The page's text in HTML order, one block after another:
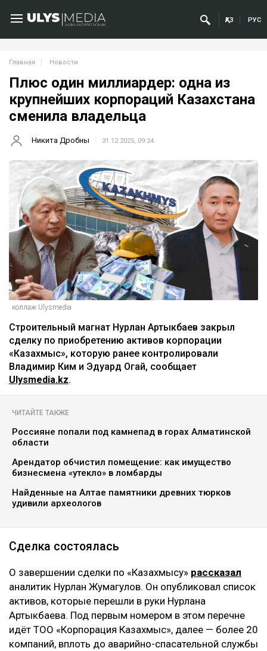
ҚАЗ РУС
Главная Новости
Плюс один миллиардер: одна из
крупнейших корпораций Казахстана
сменила владельца
Никита Дробны 31.12.2025, 09:24
коллаж Ulysmedia
Строительный магнат Нурлан Артыкбаев закрыл
сделку по приобретению активов корпорации
«Казахмыс», которую ранее контролировали
Владимир Ким и Эдуард Огай, сообщает
Ulysmedia.kz.
ЧИТАЙТЕ ТАКЖЕ
Россияне попали под камнепад в горах Алматинской
области
Арендатор обчистил помещение: как имущество
бизнесмена «утекло» в ломбарды
Найденные на Алтае памятники древних тюрков
удивили археологов
Сделка состоялась
О завершении сделки по «Казахмысу» рассказал
аналитик Нурлан Жумагулов. Он опубликовал список
активов, которые перешли в руки Нурлана
Артыкбаева. Под первым номером в этом перечне
идёт ТОО «Корпорация Казахмыс», далее — более 20
компаний, вплоть до аварийно-спасательной службы